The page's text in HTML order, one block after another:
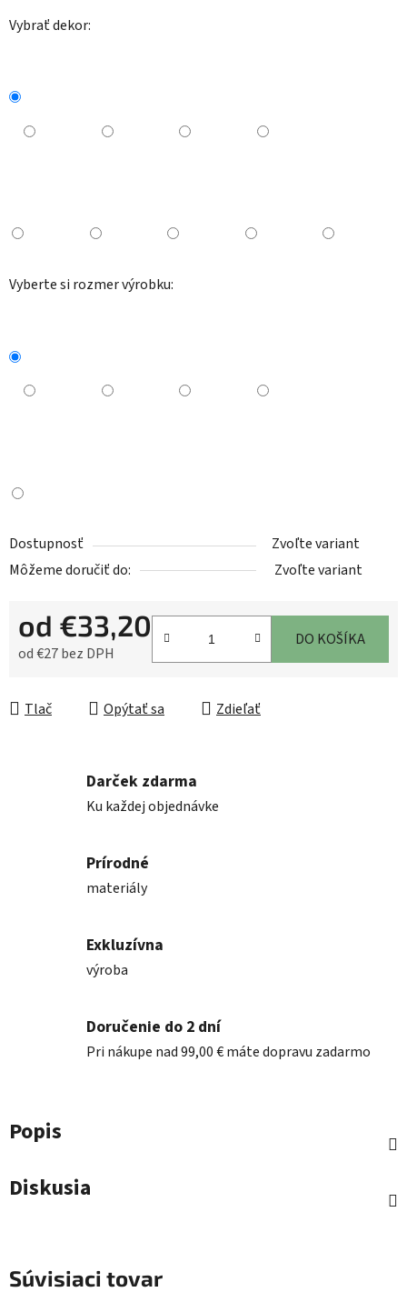
Vybrať dekor:
Vyberte si rozmer výrobku:
Dostupnosť
Zvoľte variant
Môžeme doručiť do:
Zvoľte variant
od €33,20
od€27bez DPH
DO KOŠÍKA
Tlač Opýtať sa Zdieľať
Darček zdarma
Ku každej objednávke
Prírodné
materiály
Exkluzívna
výroba
Doručenie do 2 dní
Pri nákupe nad 99,00 € máte dopravu zadarmo
Popis
Diskusia
Súvisiaci tovar